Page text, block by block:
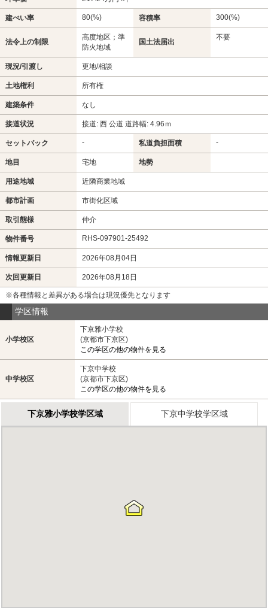
建ぺい率 80(%) 容積率 300(%)
法令上の制限
高度地区；準
防火地域
国土法届出
不要
現況/引渡し 更地/相談
土地権利 所有権
建築条件 なし
接道状況 接道: 西 公道 道路幅: 4.96ｍ
セットバック - 私道負担面積 -
地目 宅地 地勢
用途地域 近隣商業地域
都市計画 市街化区域
取引態様 仲介
物件番号 RHS-097901-25492
情報更新日 2026年08月04日
次回更新日 2026年08月18日
※各種情報と差異がある場合は現況優先となります
学区情報
小学校区
下京雅小学校
(京都市下京区)
この学区の他の物件を見る
中学校区
下京中学校
(京都市下京区)
この学区の他の物件を見る
下京雅小学校学区域 下京中学校学区域